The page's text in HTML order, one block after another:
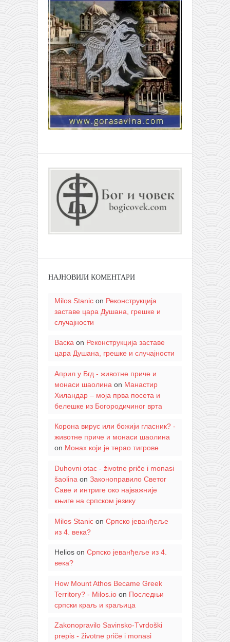
НАЈНОВИЈИ КОМЕНТАРИ
Milos Stanicon Реконструкција
заставе цара Душана, грешке и
случајности
Васкаon Реконструкција заставе
цара Душана, грешке и случајности
Април у Бгд - животне приче и
монаси шаолина on Манастир
Хиландар – моја прва посета и
белешке из Богородичиног врта
Корона вирус или божији гласник? -
животне приче и монаси шаолина
on Монах који је терао тигрове
Duhovni otac - životne priče i monasi
šaolina on Законоправило Светог
Саве и интриге око најважније
књиге на српском језику
Milos Stanicon Српско јеванђеље
из 4. века?
Helioson Српско јеванђеље из 4.
века?
How Mount Athos Became Greek
Territory? - Milos.ioon Последњи
српски краљ и краљица
Zakonopravilo Savinsko-Tvrdoški
prepis - životne priče i monasi